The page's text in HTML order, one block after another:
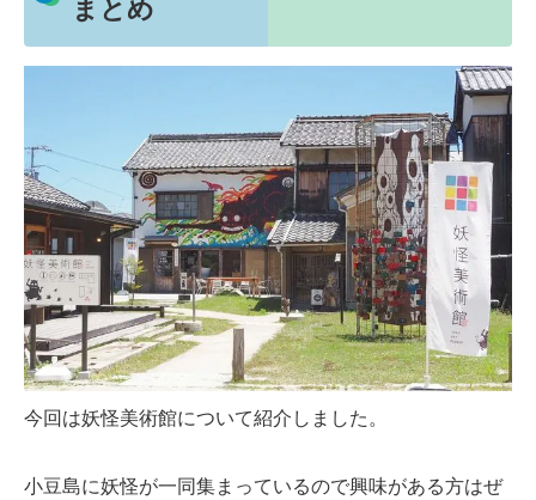
まとめ
今回は妖怪美術館について紹介しました。
小豆島に妖怪が一同集まっているので興味がある方はぜ